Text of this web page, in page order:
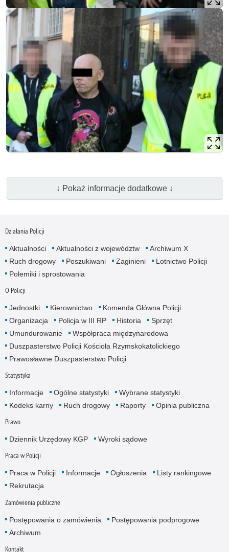
↓ Pokaż informacje dodatkowe ↓
Działania Policji
Aktualności Aktualności z województw
Archiwum X
Ruch drogowy
Poszukiwani Zaginieni
Lotnictwo Policji
Polemiki i sprostowania
O Policji
Jednostki Kierownictwo
Komenda Główna Policji
Organizacja
Policja w III RP Historia
Sprzęt
Umundurowanie
Współpraca międzynarodowa
Duszpasterstwo Policji Kościoła Rzymskokatolickiego
Prawosławne Duszpasterstwo Policji
Statystyka
Informacje Ogólne statystyki
Wybrane statystyki
Kodeks karny
Ruch drogowy Raporty Opinia publiczna
Prawo
Dziennik Urzędowy KGP Wyroki sądowe
Praca w Policji
Praca w Policji Informacje Ogłoszenia
Listy rankingowe
Rekrutacja
Zamówienia publiczne
Postępowania o zamówienia
Postępowania podprogowe
Archiwum
Kontakt